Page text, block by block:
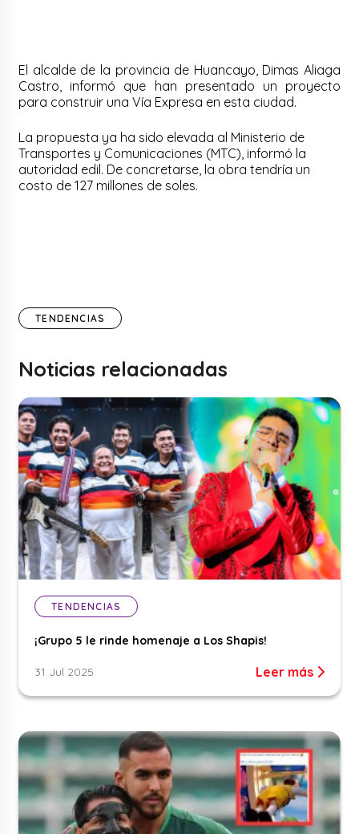
El alcalde de la provincia de Huancayo, Dimas Aliaga
Castro, informó que han presentado un proyecto
para construir una Vía Expresa en esta ciudad.
La propuesta ya ha sido elevada al Ministerio de
Transportes y Comunicaciones (MTC), informó la
autoridad edil. De concretarse, la obra tendría un
costo de 127 millones de soles.
TENDENCIAS
Noticias relacionadas
TENDENCIAS
¡Grupo 5 le rinde homenaje a Los Shapis!
31 Jul 2025 Leer más